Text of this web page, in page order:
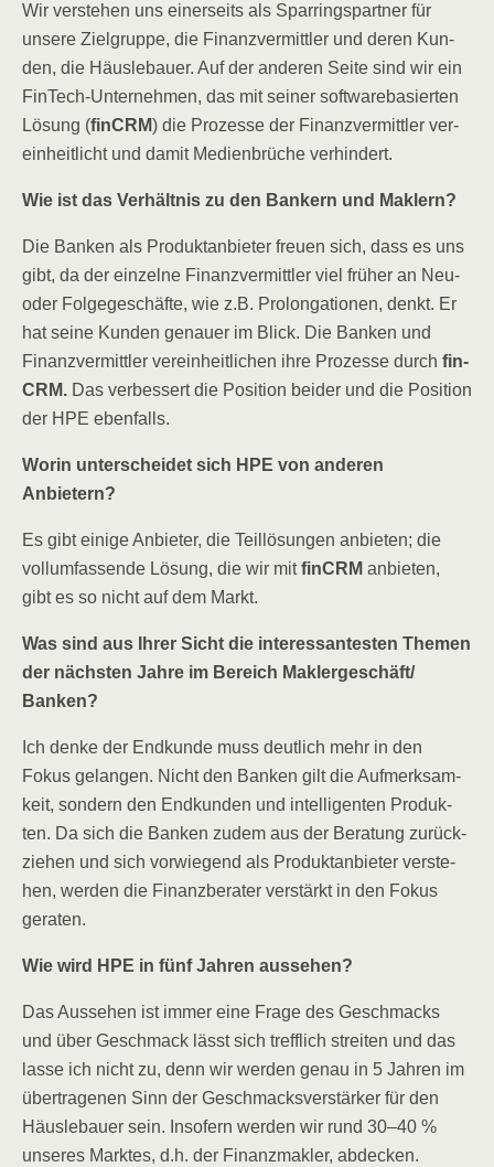
Wir ver­ste­hen uns einer­seits als Spar­rings­part­ner für
unse­re Ziel­grup­pe, die Finanz­ver­mitt­ler und deren Kun­
den, die Häus­le­bau­er. Auf der ande­ren Sei­te sind wir ein
Fin­Tech-Unter­neh­men, das mit sei­ner soft­ware­ba­sier­ten
Lösung (fin­CRM) die Pro­zes­se der Finanz­ver­mitt­ler ver­
ein­heit­licht und damit Medi­en­brü­che verhindert.
Wie ist das Ver­hält­nis zu den Ban­kern und Maklern?
Die Ban­ken als Pro­dukt­an­bie­ter freu­en sich, dass es uns
gibt, da der ein­zel­ne Finanz­ver­mitt­ler viel frü­her an Neu-
oder Fol­ge­ge­schäf­te, wie z.B. Pro­lon­ga­tio­nen, denkt. Er
hat sei­ne Kun­den genau­er im Blick. Die Ban­ken und
Finanz­ver­mitt­ler ver­ein­heit­li­chen ihre Pro­zes­se durch fin­
CRM. Das ver­bes­sert die Posi­ti­on bei­der und die Posi­ti­on
der HPE ebenfalls.
Wor­in unter­schei­det sich HPE von ande­ren
Anbietern?
Es gibt eini­ge Anbie­ter, die Teil­lö­sun­gen anbie­ten; die
voll­um­fas­sen­de Lösung, die wir mitfin­CRM anbie­ten,
gibt es so nicht auf dem Markt.
Was sind aus Ihrer Sicht die inter­es­san­tes­ten The­men
der nächs­ten Jah­re im Bereich Maklergeschäft/​
Banken?
Ich den­ke der End­kun­de muss deut­lich mehr in den
Fokus gelan­gen. Nicht den Ban­ken gilt die Auf­merk­sam­
keit, son­dern den End­kun­den und intel­li­gen­ten Pro­duk­
ten. Da sich die Ban­ken zudem aus der Bera­tung zurück­
zie­hen und sich vor­wie­gend als Pro­dukt­an­bie­ter ver­ste­
hen, wer­den die Finanz­be­ra­ter ver­stärkt in den Fokus
geraten.
Wie wird HPE in fünf Jah­ren aussehen?
Das Aus­se­hen ist immer eine Fra­ge des Geschmacks
und über Geschmack lässt sich treff­lich strei­ten und das
las­se ich nicht zu, denn wir wer­den genau in 5 Jah­ren im
über­tra­ge­nen Sinn der Geschmacks­ver­stär­ker für den
Häus­le­bau­er sein. Inso­fern wer­den wir rund 30–40 %
unse­res Mark­tes, d.h. der Finanz­mak­ler, abde­cken.